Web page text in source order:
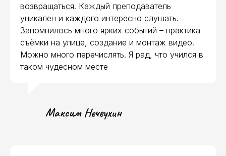
возвращаться. Каждый преподаватель
уникален и каждого интересно слушать.
Запомнилось много ярких событий – практика
съёмки на улице, создание и монтаж видео.
Можно много перечислять. Я рад, что учился в
таком чудесном месте
Максим Нечеухин